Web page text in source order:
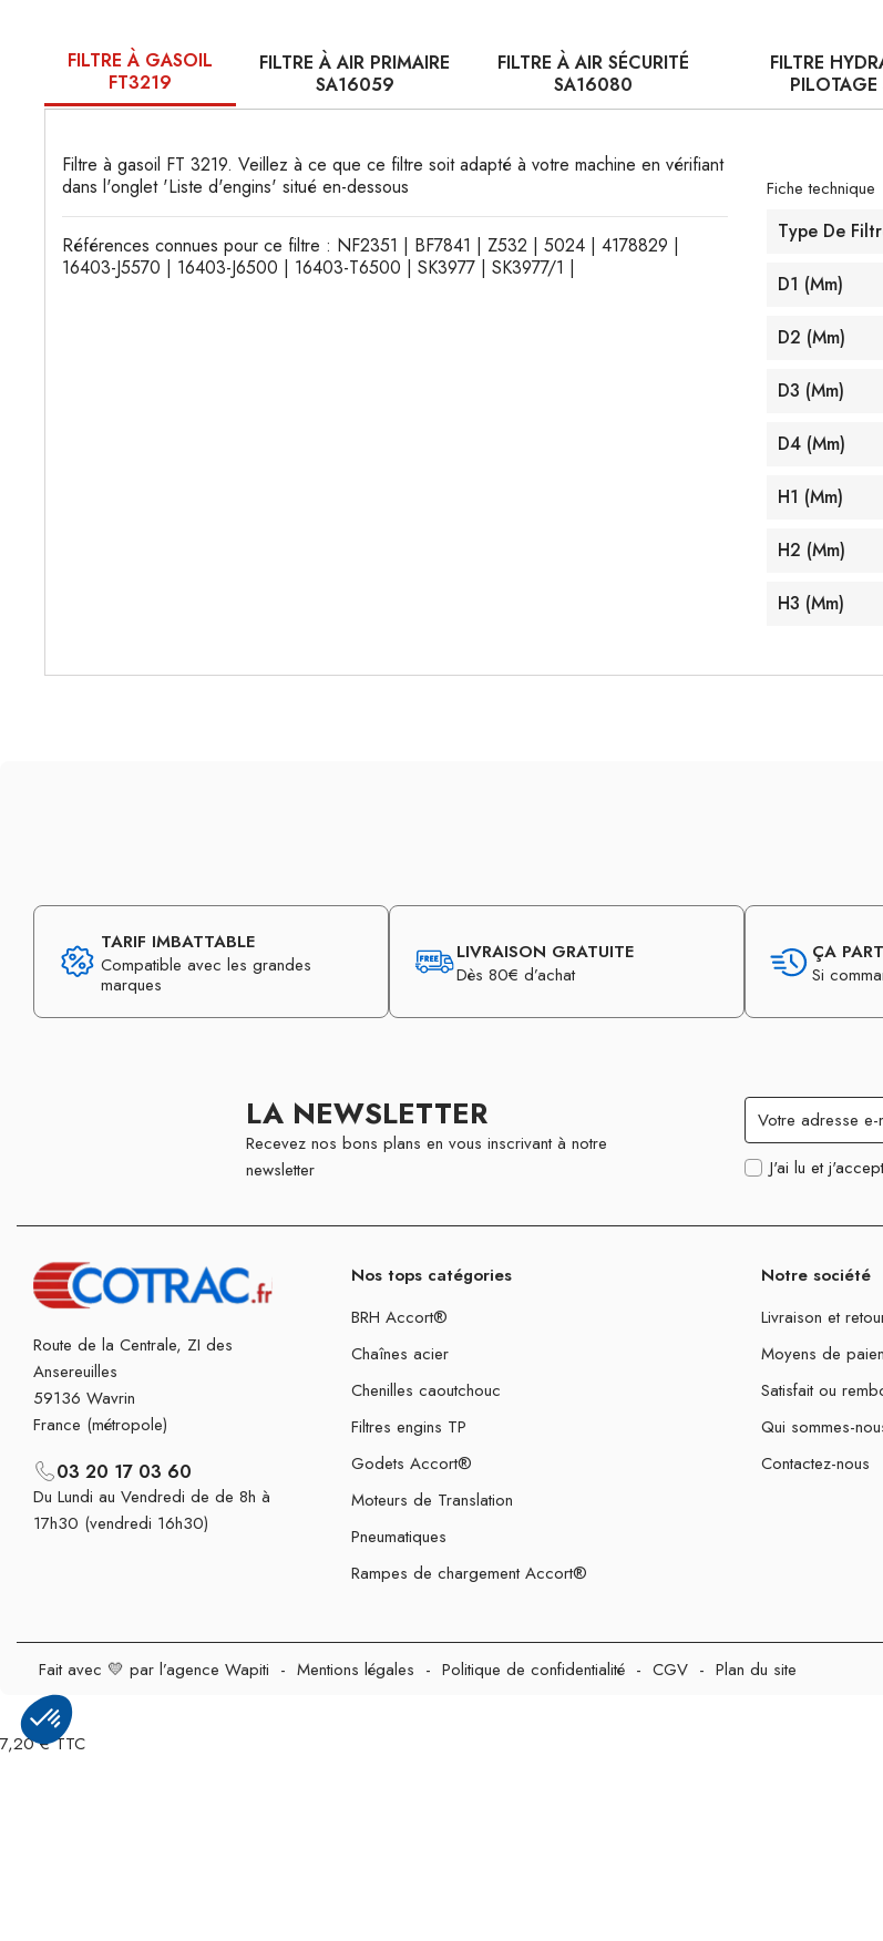
FILTRE À GASOIL
FT3219
FILTRE À AIR PRIMAIRE
SA16059
FILTRE À AIR SÉCURITÉ
SA16080
FILTRE
Filtre à gasoil FT 3219. Veillez à ce que ce filtre soit adapté à votre machine en vérifiant
dans l'onglet 'Liste d'engins' situé en-dessous
Références connues pour ce filtre : NF2351 | BF7841 | Z532 | 5024 | 4178829 |
16403-J5570 | 16403-J6500 | 16403-T6500 | SK3977 | SK3977/1 |
Fiche technique
Type De
D1 (mm)
D2 (mm)
D3 (mm)
D4 (mm)
H1 (mm)
H2 (mm)
H3 (mm)
TARIF IMBATTABLE
Compatible avec les grandes
marques
LIVRAISON GRATUITE
Dès 80€ d’achat
ÇA
Si
LA NEWSLETTER
Recevez nos bons plans en vous inscrivant à notre
newsletter
J'ai lu et
Route de la Centrale, ZI des
Ansereuilles
59136 Wavrin
France (métropole)
03 20 17 03 60
Du Lundi au Vendredi de de 8h à
17h30 (vendredi 16h30)
Nos tops catégories
BRH Accort®
Chaînes acier
Chenilles caoutchouc
Filtres engins TP
Godets Accort®
Moteurs de Translation
Pneumatiques
Rampes de chargement Accort®
Notre société
Livraison et
Moyens de
Satisfait ou
Qui sommes-
Contactez-nous
Fait avec 💛 par l’agence Wapiti - Mentions légales - Politique de confidentialité - CGV - Plan du site
7,20 € TTC